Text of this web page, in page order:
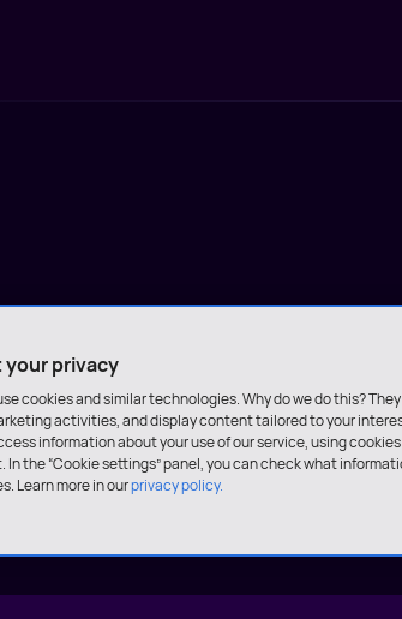
your privacy
cookies and similar technologies. Why do we do this?
activities, and display content tailored to your
information about your use of our service, using
the “Cookie settings” panel, you can check what
Learn more in ourprivacy policy.